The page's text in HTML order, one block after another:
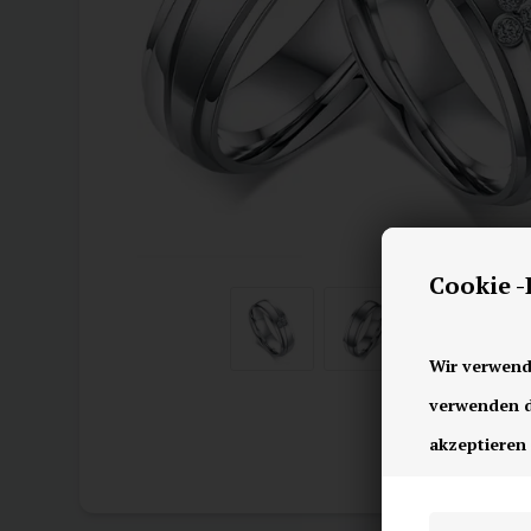
Cookie
Wir
verwenden
akzeptieren